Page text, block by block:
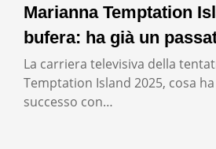
Marianna Temptation
bufera: ha già un
La carriera televisiva della
Temptation Island 2025, cosa
successo con…